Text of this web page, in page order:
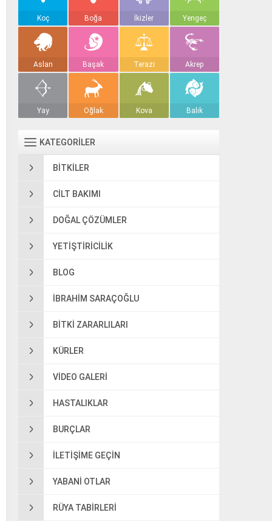
Koç Boğa İkizler Yengeç
Aslan Başak Terazi Akrep
Yay Oğlak Kova Balık
KATEGORİLER
BITKILER
CILT BAKIMI
DOĞAL ÇÖZÜMLER
YETIŞTIRICILIK
BLOG
IBRAHIM SARAÇOĞLU
BITKI ZARARLILARI
KÜRLER
VIDEO GALERI
HASTALIKLAR
BURÇLAR
ILETIŞIME GEÇIN
YABANI OTLAR
RÜYA TABIRLERI